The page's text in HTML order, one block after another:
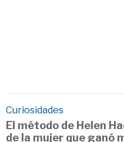
Curiosidades
El método de Helen
de la mujer que ganó